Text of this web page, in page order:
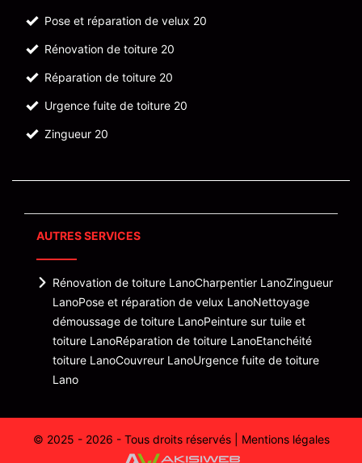
Pose et réparation de velux 20
Rénovation de toiture 20
Réparation de toiture 20
Urgence fuite de toiture 20
Zingueur 20
AUTRES SERVICES
Rénovation de toiture LanoCharpentier LanoZingueur
LanoPose et réparation de velux LanoNettoyage
démoussage de toiture LanoPeinture sur tuile et
toiture LanoRéparation de toiture LanoEtanchéité
toiture LanoCouvreur LanoUrgence fuite de toiture
Lano
© 2025 - 2026 - Tous droits réservés | Mentions légales